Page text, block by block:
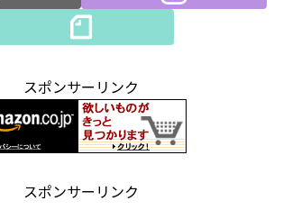
スポンサーリンク
スポンサーリンク